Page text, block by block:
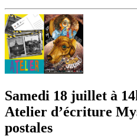
Samedi 18 juillet à
Atelier d’écriture
postales